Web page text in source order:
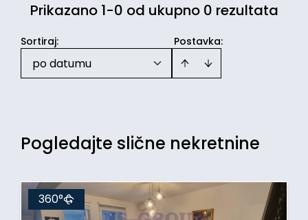
Prikazano 1-0 od ukupno 0 rezultata
Postavka:
Sortiraj:
po datumu
Pogledajte slične nekretnine
360°